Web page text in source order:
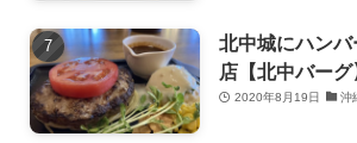
北中城にハン
店【北中バーグ
2020年8月19日 沖